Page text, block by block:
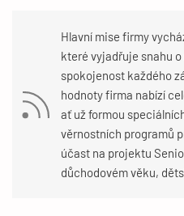
Hlavní mise firmy
které vyjadřuje snahu
spokojenost každého
hodnoty firma nabízí
ať už formou
věrnostních programů
účast na projektu
důchodovém věku,